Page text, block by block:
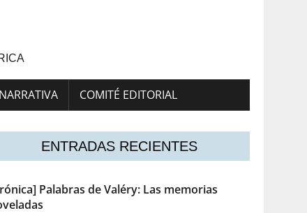
COMITÉ EDITORIAL
ENTRADAS RECIENTES
Palabras de Valéry: Las memorias